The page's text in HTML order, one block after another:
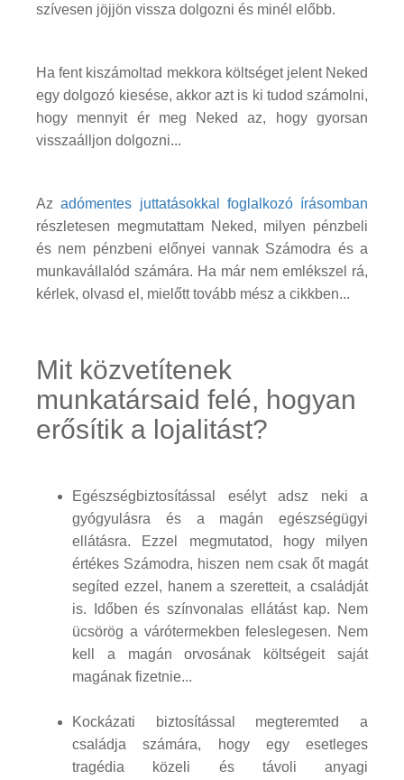
szívesen jöjjön vissza dolgozni és minél előbb.
Ha fent kiszámoltad mekkora költséget jelent Neked
egy dolgozó kiesése, akkor azt is ki tudod számolni,
hogy mennyit ér meg Neked az, hogy gyorsan
visszaálljon dolgozni...
Azadómentes juttatásokkal foglalkozó írásomban
részletesen megmutattam Neked, milyen pénzbeli
és nem pénzbeni előnyei vannak Számodra és a
munkavállalód számára. Ha már nem emlékszel rá,
kérlek, olvasd el, mielőtt tovább mész a cikkben...
Mit közvetítenek
munkatársaid felé, hogyan
erősítik a lojalitást?
Egészségbiztosítással esélyt adsz neki a
gyógyulásra és a magán egészségügyi
ellátásra. Ezzel megmutatod, hogy milyen
értékes Számodra, hiszen nem csak őt magát
segíted ezzel, hanem a szeretteit, a családját
is. Időben és színvonalas ellátást kap. Nem
ücsörög a várótermekben feleslegesen. Nem
kell a magán orvosának költségeit saját
magának fizetnie...
Kockázati biztosítással megteremted a
családja számára, hogy egy esetleges
tragédia közeli és távoli anyagi